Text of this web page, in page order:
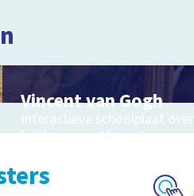
Vincent van Gogh
Interactieve schoolplaat over
het leven van Vincent van